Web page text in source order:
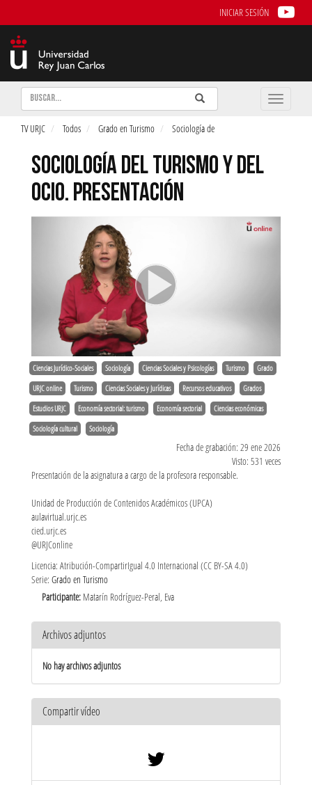
INICIAR SESIÓN
Buscar Enviar
Buscar
Toggle
TV URJC Todos Grado en Turismo Sociología de
SOCIOLOGÍA DEL TURISMO Y DEL
OCIO. PRESENTACIÓN
Ciencias Jurídico-Sociales Sociología Ciencias Sociales y Psicologías Turismo Grado
URJC online Turismo Ciencias Sociales y Jurídicas Recursos educativos Grados
Estudios URJC Economía sectorial: turismo Economía sectorial Ciencias económicas
Sociología cultural Sociología
Fecha de grabación: 29 ene 2026
Visto: 531 veces
Presentación de la asignatura a cargo de la profesora responsable.
Unidad de Producción de Contenidos Académicos (UPCA)
aulavirtual.urjc.es
cied.urjc.es
@URJConline
Licencia: Atribución-CompartirIgual 4.0 Internacional (CC BY-SA 4.0)
Serie: Grado en Turismo
Participante: Matarín Rodríguez-Peral, Eva
Archivos adjuntos
No hay archivos adjuntos
Compartir vídeo